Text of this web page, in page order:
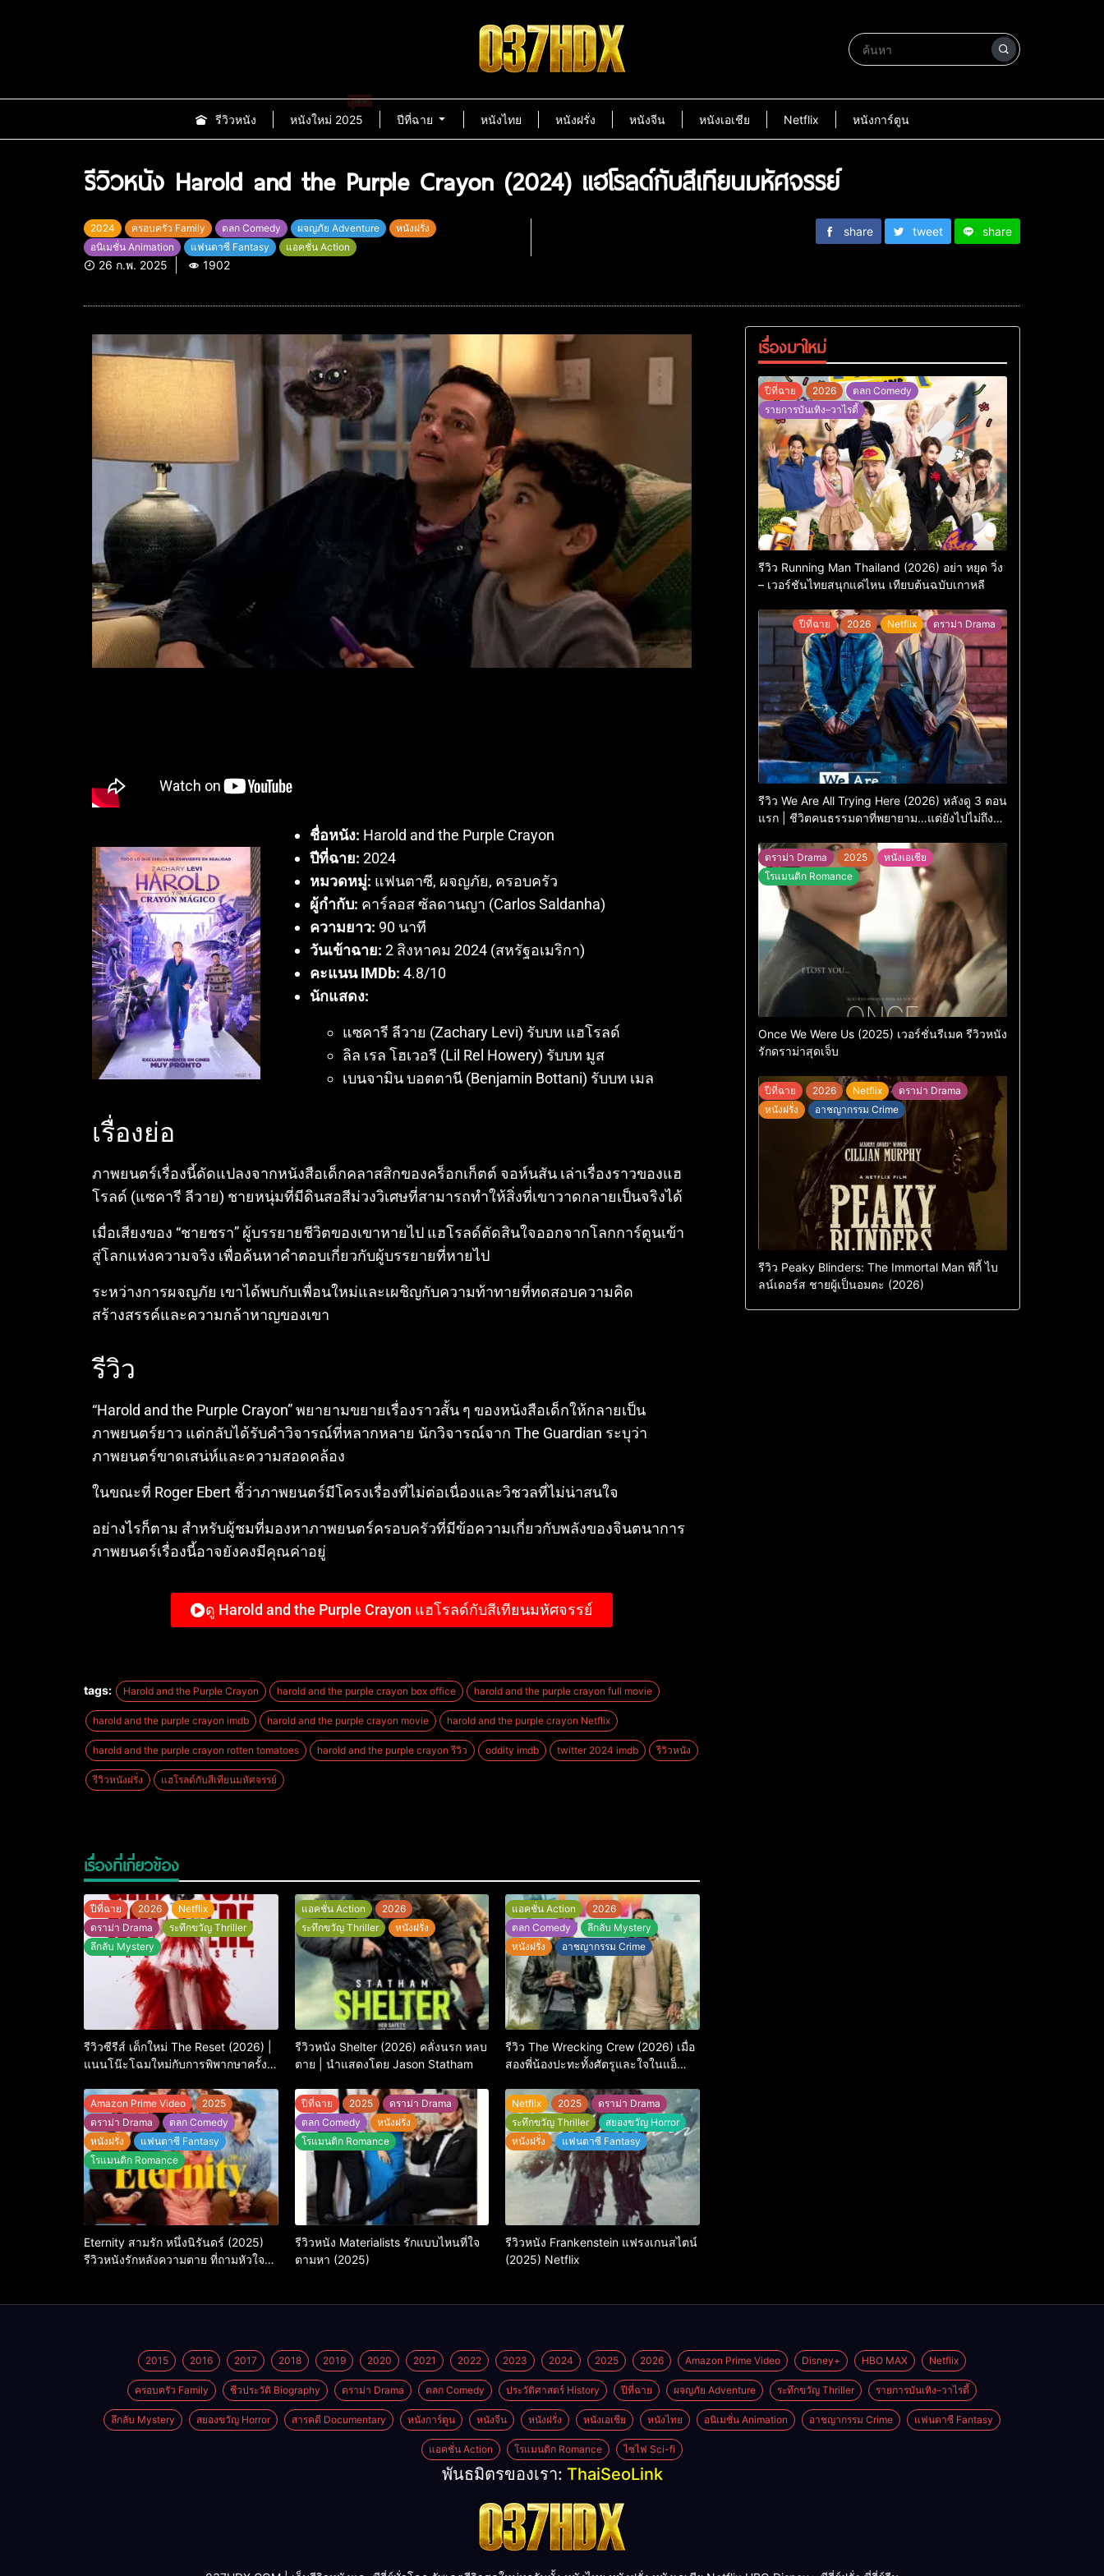
รีวิวหนัง หนังใหม่ 2025
new
ปีที่ฉาย หนังไทย หนังฝรั่ง หนังจีน หนังเอเชีย Netflix หนังการ์ตูน
รีวิวหนัง Harold and the Purple Crayon (2024) แฮโรลด์กับสีเทียนมหัศจรรย์
2024 ครอบครัว Family ตลก Comedy ผจญภัย Adventure
หนังฝรั่ง
อนิเมชั่น Animation
แฟนตาซี Fantasy แอคชั่น Action
26 ก.พ. 2025 1902
share tweet share
ชื่อหนัง: Harold and the Purple Crayon
ปีที่ฉาย: 2024
หมวดหมู่: แฟนตาซี, ผจญภัย, ครอบครัว
ผู้กำกับ: คาร์ลอส ซัลดานญา (Carlos Saldanha)
ความยาว: 90 นาที
วันเข้าฉาย: 2 สิงหาคม 2024 (สหรัฐอเมริกา)
คะแนน IMDb: 4.8/10
นักแสดง:
แซคารี ลีวาย (Zachary Levi) รับบท แฮโรลด์
ลิล เรล โฮเวอรี (Lil Rel Howery) รับบท มูส
เบนจามิน บอตตานี (Benjamin Bottani) รับบท เมล
เรื่องย่อ
ภาพยนตร์เรื่องนี้ดัดแปลงจากหนังสือเด็กคลาสสิกของคร็อกเก็ตต์ จอห์นสัน เล่าเรื่องราวของแฮ
โรลด์ (แซคารี ลีวาย) ชายหนุ่มที่มีดินสอสีม่วงวิเศษที่สามารถทำให้สิ่งที่เขาวาดกลายเป็นจริงได้
เมื่อเสียงของ “ชายชรา” ผู้บรรยายชีวิตของเขาหายไป แฮโรลด์ตัดสินใจออกจากโลกการ์ตูนเข้า
สู่โลกแห่งความจริง เพื่อค้นหาคำตอบเกี่ยวกับผู้บรรยายที่หายไป
ระหว่างการผจญภัย เขาได้พบกับเพื่อนใหม่และเผชิญกับความท้าทายที่ทดสอบความคิด
สร้างสรรค์และความกล้าหาญของเขา
รีวิว
“Harold and the Purple Crayon” พยายามขยายเรื่องราวสั้น ๆ ของหนังสือเด็กให้กลายเป็น
ภาพยนตร์ยาว แต่กลับได้รับคำวิจารณ์ที่หลากหลาย นักวิจารณ์จาก The Guardian ระบุว่า
ภาพยนตร์ขาดเสน่ห์และความสอดคล้อง
ในขณะที่ Roger Ebert ชี้ว่าภาพยนตร์มีโครงเรื่องที่ไม่ต่อเนื่องและวิชวลที่ไม่น่าสนใจ
อย่างไรก็ตาม สำหรับผู้ชมที่มองหาภาพยนตร์ครอบครัวที่มีข้อความเกี่ยวกับพลังของจินตนาการ
ภาพยนตร์เรื่องนี้อาจยังคงมีคุณค่าอยู่
ดู Harold and the Purple Crayon แฮโรลด์กับสีเทียนมหัศจรรย์
tags: Harold and the Purple Crayon harold and the purple crayon box office harold and the purple crayon full movie
harold and the purple crayon imdb harold and the purple crayon movie harold and the purple crayon Netflix
harold and the purple crayon rotten tomatoes harold and the purple crayon รีวิว oddity imdb twitter 2024 imdb รีวิวหนัง
รีวิวหนังฝรั่ง แฮโรลด์กับสีเทียนมหัศจรรย์
เรื่องที่เกี่ยวข้อง
ปีที่ฉาย 2026
Netflix
ดราม่า Drama
ระทึกขวัญ Thriller
ลึกลับ Mystery
รีวิวซีรีส์ เด็กใหม่ The Reset (2026) |
แนนโน๊ะโฉมใหม่กับการพิพากษาครั้ง
แอคชั่น Action
2026
ระทึกขวัญ Thriller
หนังฝรั่ง
รีวิวหนัง Shelter (2026) คลั่งนรก หลบ
ตาย | นำแสดงโดย Jason Statham
แอคชั่น Action
2026
ตลก Comedy
ลึกลับ Mystery
หนังฝรั่ง
อาชญากรรม Crime
รีวิว The Wrecking Crew (2026) เมื่อ
สองพี่น้องปะทะทั้งศัตรูและใจในแอ็
Amazon Prime Video
2025
ดราม่า Drama
ตลก Comedy
หนังฝรั่ง
แฟนตาซี Fantasy
โรแมนติก Romance
Eternity สามรัก หนึ่งนิรันดร์ (2025)
รีวิวหนังรักหลังความตาย ที่ถามหัวใจว่า
ปีที่ฉาย 2025
ดราม่า Drama
ตลก Comedy
หนังฝรั่ง
โรแมนติก Romance
รีวิวหนัง Materialists รักแบบไหนที่ใจ
ตามหา (2025)
Netflix 2025
ดราม่า Drama
ระทึกขวัญ Thriller
สยองขวัญ Horror
หนังฝรั่ง
แฟนตาซี Fantasy
รีวิวหนัง Frankenstein แฟรงเกนสไตน์
(2025) Netflix
เรื่องมาใหม่
ปีที่ฉาย 2026
ตลก Comedy
รายการบันเทิง–วาไรตี้
รีวิว Running Man Thailand (2026) อย่า หยุด วิ่ง
– เวอร์ชันไทยสนุกแค่ไหน เทียบต้นฉบับเกาหลี
ปีที่ฉาย 2026 Netflix ดราม่า Drama
รีวิว We Are All Trying Here (2026) หลังดู 3 ตอน
แรก | ชีวิตคนธรรมดาที่พยายาม…แต่ยังไปไม่ถึง
ดราม่า Drama 2025
หนังเอเชีย
โรแมนติก Romance
Once We Were Us (2025) เวอร์ชั่นรีเมค รีวิวหนัง
รักดราม่าสุดเจ็บ
ปีที่ฉาย 2026 Netflix
ดราม่า Drama
หนังฝรั่ง
อาชญากรรม Crime
รีวิว Peaky Blinders: The Immortal Man พีกี้ ไบ
ลน์เดอร์ส ชายผู้เป็นอมตะ (2026)
2015 2016 2017 2018 2019 2020 2021 2022 2023 2024 2025 2026 Amazon Prime Video Disney+ HBO MAX Netflix
ครอบครัว Family ชีวประวัติ Biography ดราม่า Drama ตลก Comedy ประวัติศาสตร์ History ปีที่ฉาย ผจญภัย Adventure ระทึกขวัญ Thriller รายการบันเทิง–วาไรตี้
ลึกลับ Mystery สยองขวัญ Horror สารคดี Documentary หนังการ์ตูน หนังจีน หนังฝรั่ง หนังเอเชีย หนังไทย อนิเมชั่น Animation อาชญากรรม Crime แฟนตาซี Fantasy
แอคชั่น Action โรแมนติก Romance ไซไฟ Sci-fi
พันธมิตรของเรา: ThaiSeoLink